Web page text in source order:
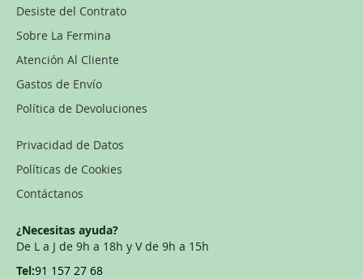
Desiste del Contrato
Sobre La Fermina
Atención Al Cliente
Gastos de Envío
Política de Devoluciones
Privacidad de Datos
Políticas de Cookies
Contáctanos
¿Necesitas ayuda?
De L a J de 9h a 18h y V de 9h a 15h
Tel:91 157 27 68